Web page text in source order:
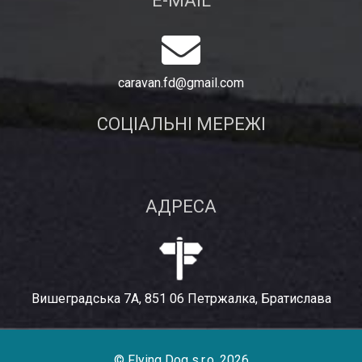
caravan.fd@gmail.com
СОЦІАЛЬНІ МЕРЕЖІ
АДРЕСА
Вишеградська 7A, 851 06 Петржалка, Братислава